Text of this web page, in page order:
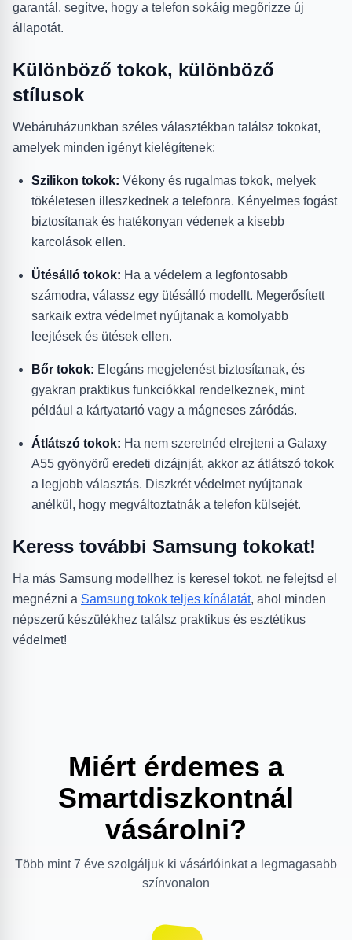
garantál, segítve, hogy a telefon sokáig megőrizze új
állapotát.
Különböző tokok, különböző
stílusok
Webáruházunkban széles választékban találsz tokokat,
amelyek minden igényt kielégítenek:
Szilikon tokok: Vékony és rugalmas tokok, melyek
tökéletesen illeszkednek a telefonra. Kényelmes fogást
biztosítanak és hatékonyan védenek a kisebb
karcolások ellen.
Ütésálló tokok: Ha a védelem a legfontosabb
számodra, válassz egy ütésálló modellt. Megerősített
sarkaik extra védelmet nyújtanak a komolyabb
leejtések és ütések ellen.
Bőr tokok: Elegáns megjelenést biztosítanak, és
gyakran praktikus funkciókkal rendelkeznek, mint
például a kártyatartó vagy a mágneses záródás.
Átlátszó tokok: Ha nem szeretnéd elrejteni a Galaxy
A55 gyönyörű eredeti dizájnját, akkor az átlátszó tokok
a legjobb választás. Diszkrét védelmet nyújtanak
anélkül, hogy megváltoztatnák a telefon külsejét.
Keress további Samsung tokokat!
Ha más Samsung modellhez is keresel tokot, ne felejtsd el
megnézni a Samsung tokok teljes kínálatát, ahol minden
népszerű készülékhez találsz praktikus és esztétikus
védelmet!
Miért érdemes a
Smartdiszkontnál
vásárolni?
Több mint 7 éve szolgáljuk ki vásárlóinkat a legmagasabb
színvonalon